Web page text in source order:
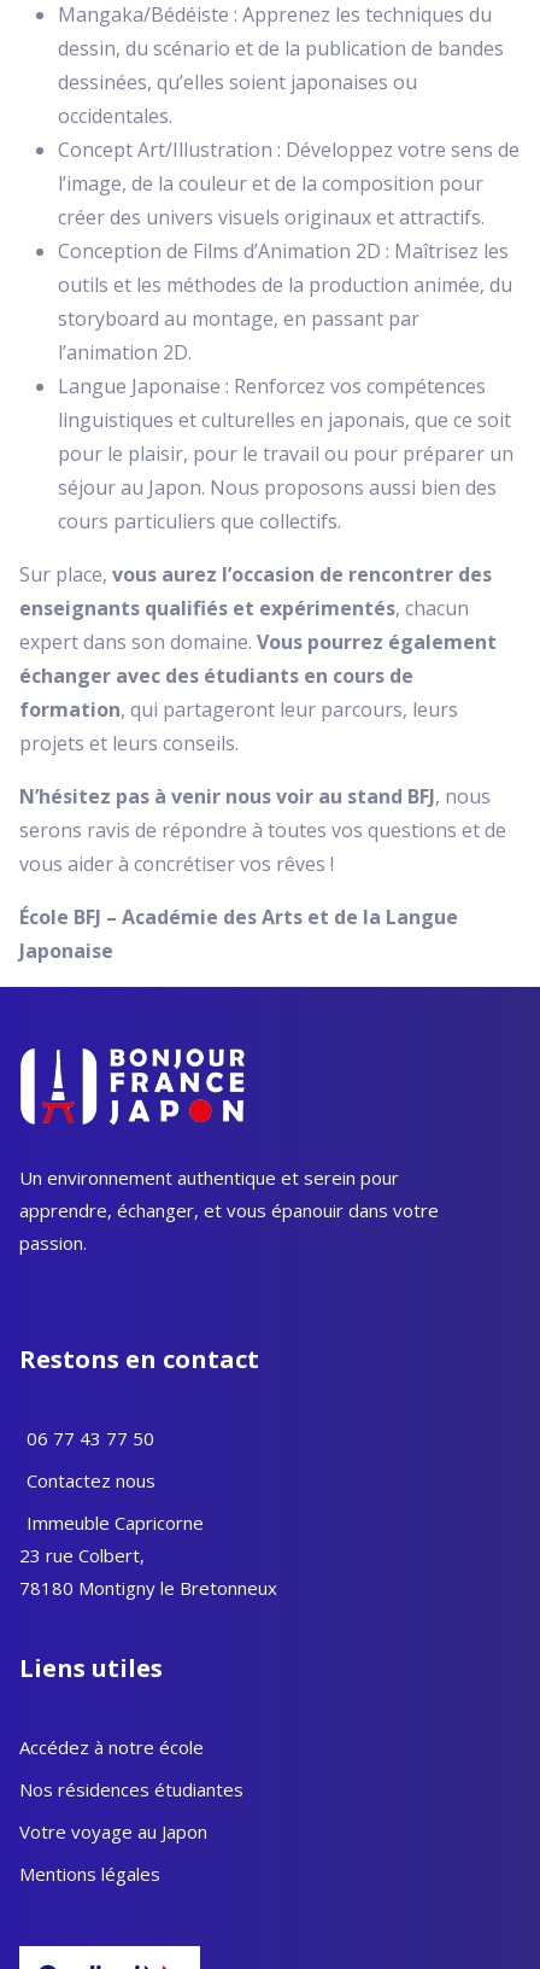
Mangaka/Bédéiste : Apprenez les techniques du
dessin, du scénario et de la publication de bandes
dessinées, qu’elles soient japonaises ou
occidentales.
Concept Art/Illustration : Développez votre sens de
l’image, de la couleur et de la composition pour
créer des univers visuels originaux et attractifs.
Conception de Films d’Animation 2D : Maîtrisez les
outils et les méthodes de la production animée, du
storyboard au montage, en passant par
l’animation 2D.
Langue Japonaise : Renforcez vos compétences
linguistiques et culturelles en japonais, que ce soit
pour le plaisir, pour le travail ou pour préparer un
séjour au Japon. Nous proposons aussi bien des
cours particuliers que collectifs.
Sur place, vous aurez l’occasion de rencontrer des
enseignants qualifiés et expérimentés, chacun
expert dans son domaine. Vous pourrez également
échanger avec des étudiants en cours de
formation, qui partageront leur parcours, leurs
projets et leurs conseils.
N’hésitez pas à venir nous voir au stand BFJ, nous
serons ravis de répondre à toutes vos questions et de
vous aider à concrétiser vos rêves !
École BFJ – Académie des Arts et de la Langue
Japonaise
Un environnement authentique et serein pour
apprendre, échanger, et vous épanouir dans votre
passion.
Restons en contact
06 77 43 77 50
Contactez nous
Immeuble Capricorne
23 rue Colbert,
78180 Montigny le Bretonneux
Liens utiles
Accédez à notre école
Nos résidences étudiantes
Votre voyage au Japon
Mentions légales